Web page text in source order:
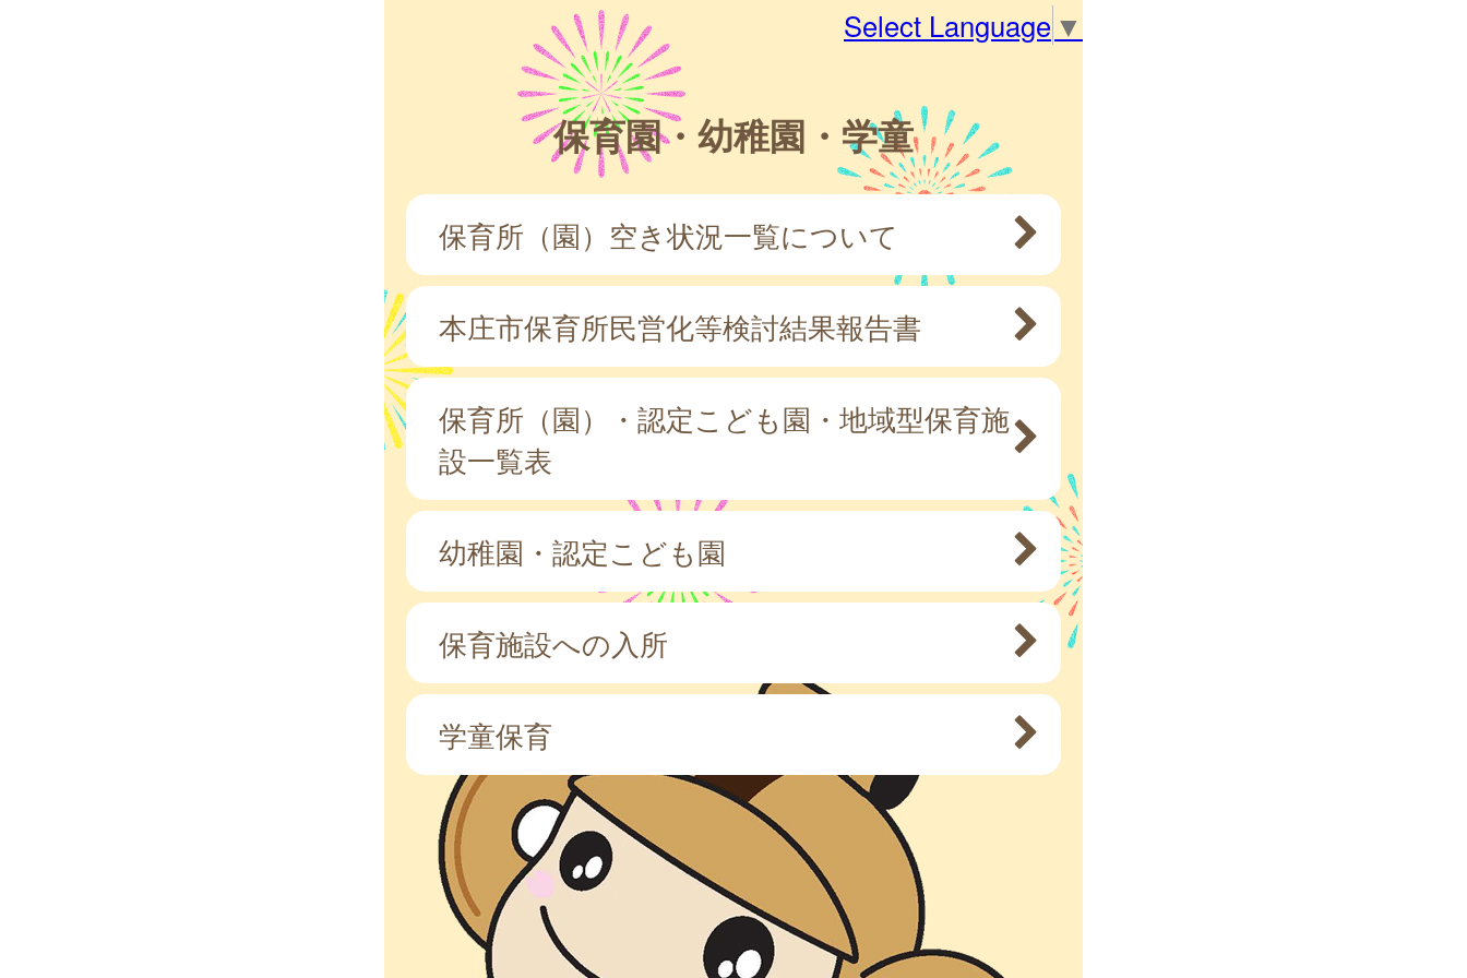
Select Language ▼
保育園・幼稚園・学童
保育所（園）空き状況一覧について
本庄市保育所民営化等検討結果報告書
保育所（園）・認定こども園・地域型保育施
設一覧表
幼稚園・認定こども園
保育施設への入所
学童保育